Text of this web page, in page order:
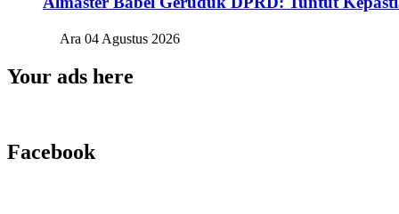
Ara 04 Agustus 2026
Your ads here
Facebook